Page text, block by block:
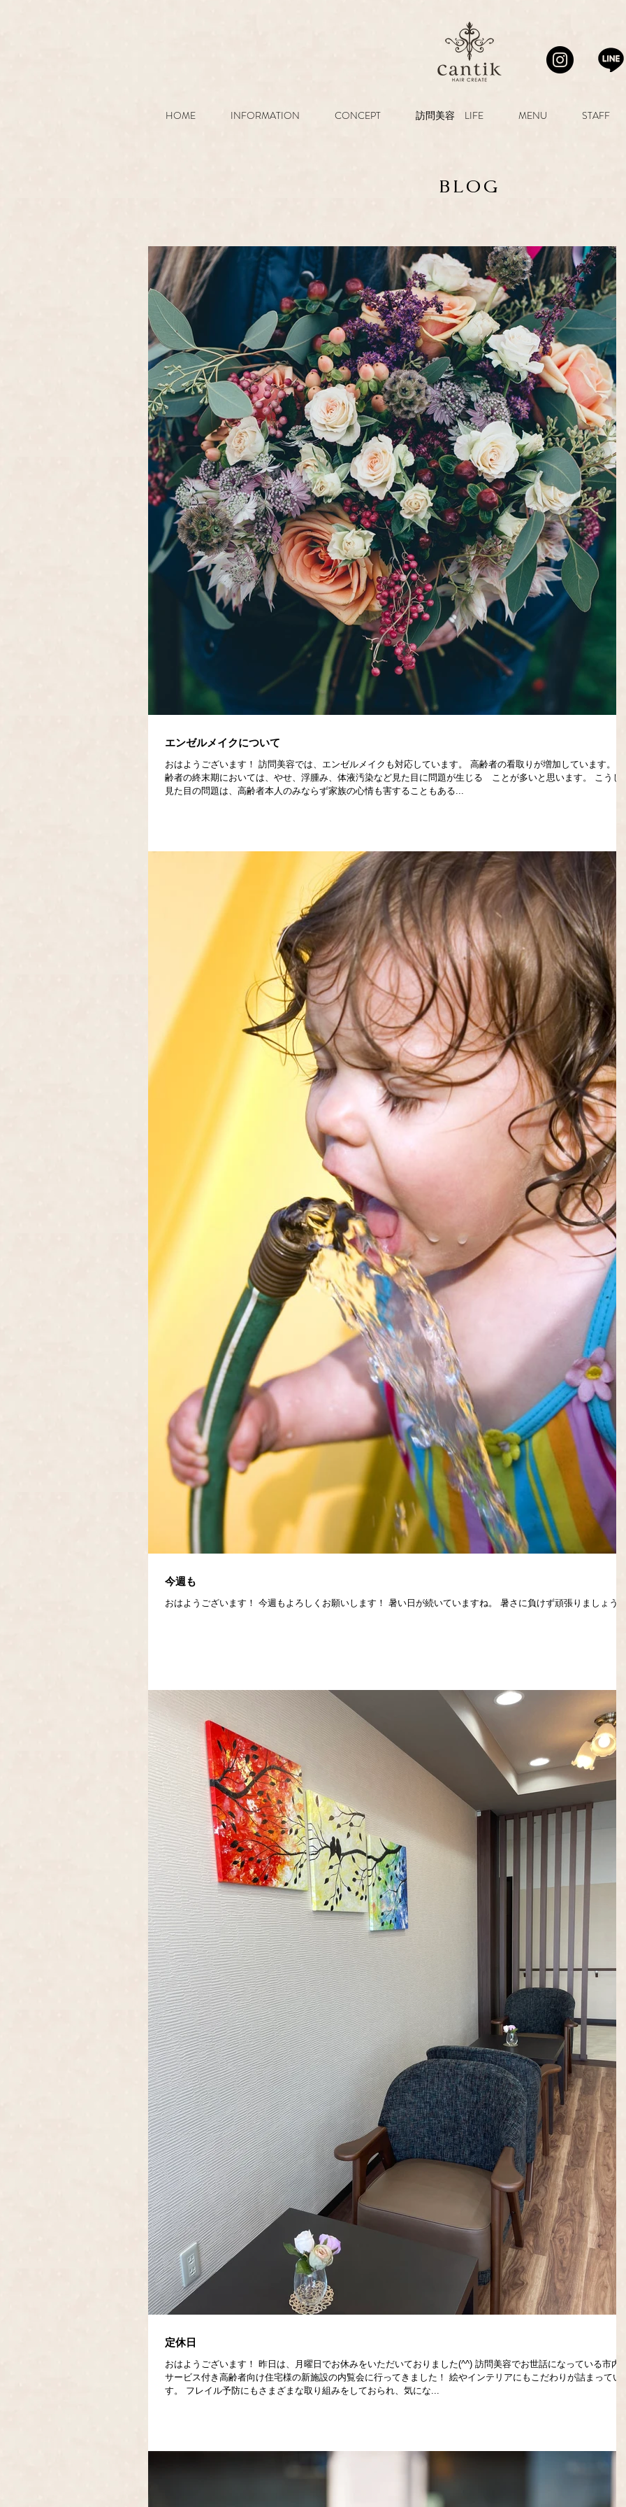
HOME INFORMATION CONCEPT 訪問美容 LIFE MENU STAFF
BLOG
エンゼルメイクについて
おはようございます！ 訪問美容では、エンゼルメイクも対応しています。 高齢者の看取りが増加しています。
齢者の終末期においては、やせ、浮腫み、体液汚染など見た目に問題が生じる゙ことが多いと思います。 こうし
見た目の問題は、高齢者本人のみならず家族の心情も害することもある...
今週も
おはようございます！ 今週もよろしくお願いします！ 暑い日が続いていますね。 暑さに負けず頑張りましょう
定休日
おはようございます！ 昨日は、月曜日でお休みをいただいておりました(^^) 訪問美容でお世話になっている市内
サービス付き高齢者向け住宅様の新施設の内覧会に行ってきました！ 絵やインテリアにもこだわりが詰まってい
す。 フレイル予防にもさまざまな取り組みをしておられ、気にな...